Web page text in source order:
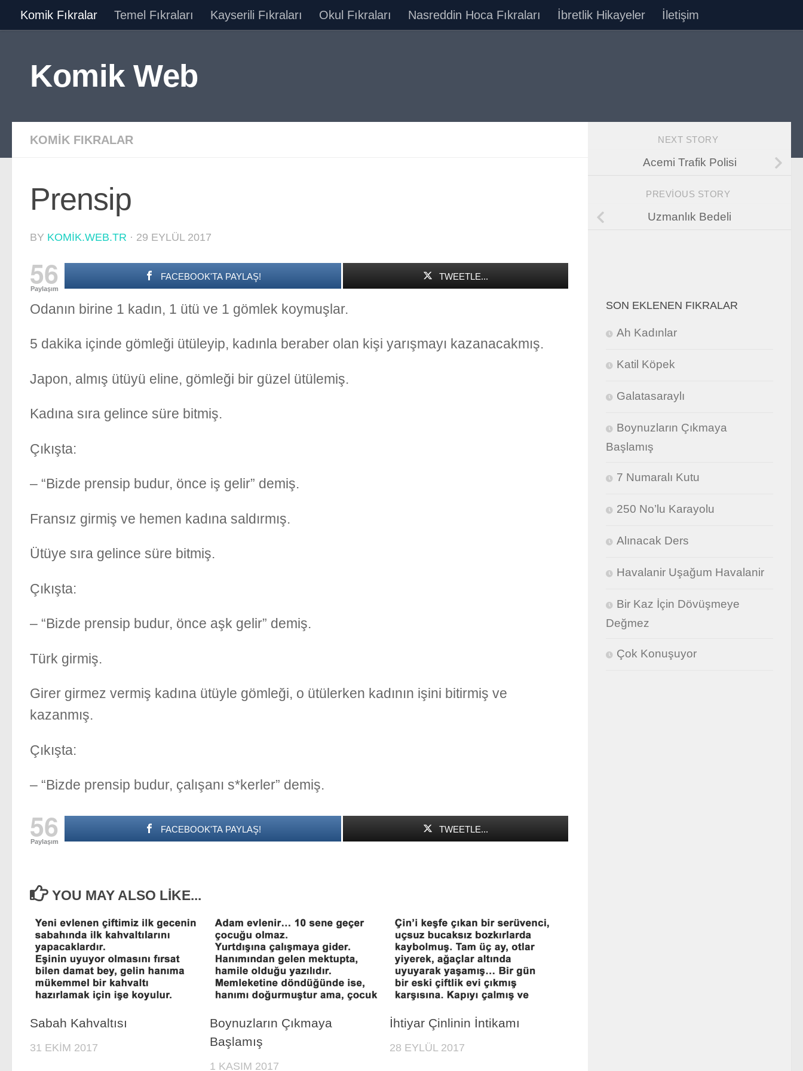
Skip to content
Komik Fıkralar Temel Fıkraları Kayserili Fıkraları Okul Fıkraları Nasreddin Hoca Fıkraları İbretlik Hikayeler İletişim
Komik Web
KOMIK FIKRALAR
Prensip
BY KOMIK.WEB.TR · 29 EYLÜL 2017
56
Paylaşım
FACEBOOK'TA PAYLAŞ! TWEETLE...
Odanın birine 1 kadın, 1 ütü ve 1 gömlek koymuşlar.
5 dakika içinde gömleği ütüleyip, kadınla beraber olan kişi yarışmayı kazanacakmış.
Japon, almış ütüyü eline, gömleği bir güzel ütülemiş.
Kadına sıra gelince süre bitmiş.
Çıkışta:
– “Bizde prensip budur, önce iş gelir” demiş.
Fransız girmiş ve hemen kadına saldırmış.
Ütüye sıra gelince süre bitmiş.
Çıkışta:
– “Bizde prensip budur, önce aşk gelir” demiş.
Türk girmiş.
Girer girmez vermiş kadına ütüyle gömleği, o ütülerken kadının işini bitirmiş ve
kazanmış.
Çıkışta:
– “Bizde prensip budur, çalışanı s*kerler” demiş.
56
Paylaşım
FACEBOOK'TA PAYLAŞ! TWEETLE...
YOU MAY ALSO LIKE...
Sabah Kahvaltısı
31 EKIM 2017
Boynuzların Çıkmaya
Başlamış
1 KASIM 2017
İhtiyar Çinlinin İntikamı
28 EYLÜL 2017
NEXT STORY
Acemi Trafik Polisi
PREVIOUS STORY
Uzmanlık Bedeli
SON EKLENEN FIKRALAR
Ah Kadınlar
Katil Köpek
Galatasaraylı
Boynuzların Çıkmaya
Başlamış
7 Numaralı Kutu
250 No’lu Karayolu
Alınacak Ders
Havalanir Uşağum Havalanir
Bir Kaz İçin Dövüşmeye
Değmez
Çok Konuşuyor